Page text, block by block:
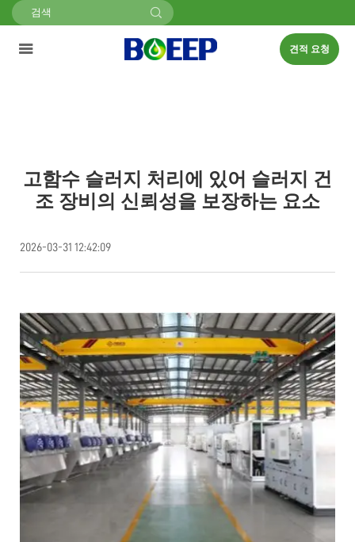
견적 요청
고함수 슬러지 처리에 있어 슬러지 건
조 장비의 신뢰성을 보장하는 요소
2026-03-31 12:42:09